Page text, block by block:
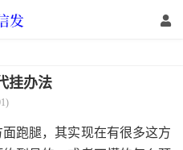
挂办法
跑腿，其实现在有很多这方